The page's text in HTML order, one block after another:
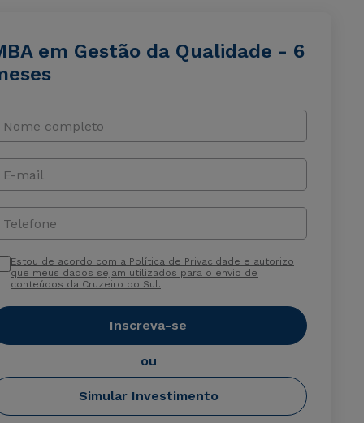
em Gestão da Qualidade - 6
Nome completo
E-mail
Telefone
Estou de acordo com a Política de Privacidade e autorizo
que meus dados sejam utilizados para o envio de
conteúdos da Cruzeiro do Sul.
Inscreva-se
ou
Simular Investimento